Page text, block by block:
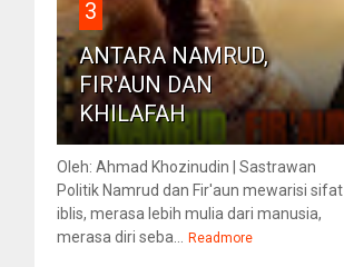
3
ANTARA NAMRUD,
FIR'AUN DAN
KHILAFAH
Oleh: Ahmad Khozinudin | Sastrawan
Politik Namrud dan Fir'aun mewarisi sifat
iblis, merasa lebih mulia dari manusia,
merasa diri seba...
Readmore